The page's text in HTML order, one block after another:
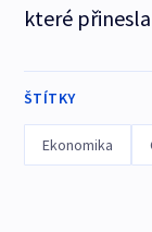
které
ŠTÍTKY
Ekonomika